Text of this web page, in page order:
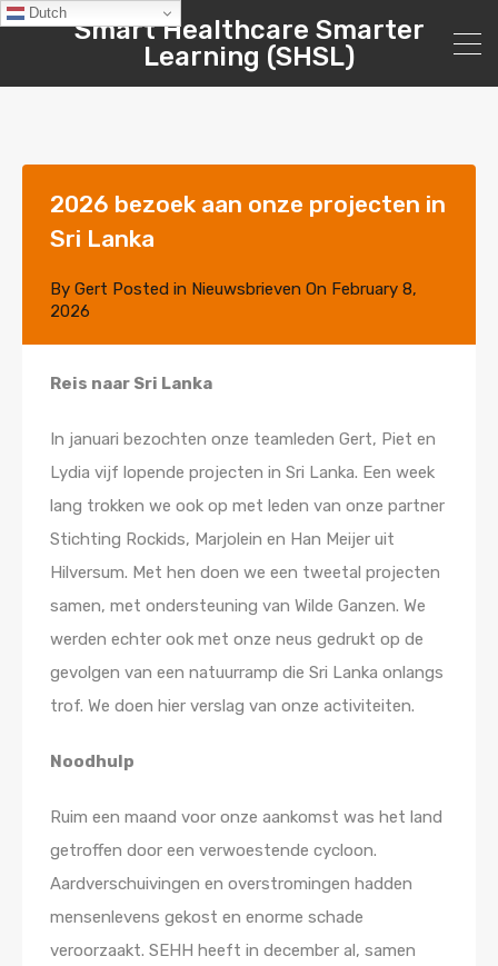
Smart Healthcare Smarter
Learning (SHSL)
2026 bezoek aan onze projecten in
Sri Lanka
By Gert Posted in Nieuwsbrieven On February 8,
2026
Reis naar Sri Lanka
In januari bezochten onze teamleden Gert, Piet en
Lydia vijf lopende projecten in Sri Lanka. Een week
lang trokken we ook op met leden van onze partner
Stichting Rockids, Marjolein en Han Meijer uit
Hilversum. Met hen doen we een tweetal projecten
samen, met ondersteuning van Wilde Ganzen. We
werden echter ook met onze neus gedrukt op de
gevolgen van een natuurramp die Sri Lanka onlangs
trof. We doen hier verslag van onze activiteiten.
Noodhulp
Ruim een maand voor onze aankomst was het land
getroffen door een verwoestende cycloon.
Aardverschuivingen en overstromingen hadden
mensenlevens gekost en enorme schade
veroorzaakt. SEHH heeft in december al, samen
Dutch